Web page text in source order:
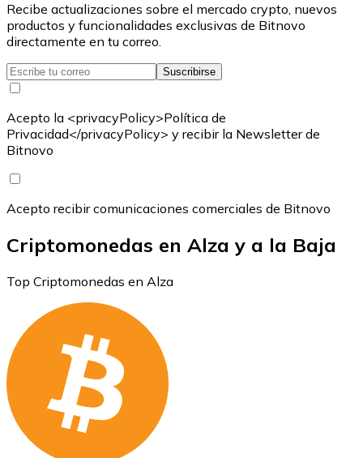
Recibe actualizaciones sobre el mercado crypto, nuevos
productos y funcionalidades exclusivas de Bitnovo
directamente en tu correo.
Suscribirse
Acepto la <privacyPolicy>Política de
Privacidad</privacyPolicy> y recibir la Newsletter de
Bitnovo
Acepto recibir comunicaciones comerciales de Bitnovo
Criptomonedas en Alza y a la Baja
Top Criptomonedas en Alza